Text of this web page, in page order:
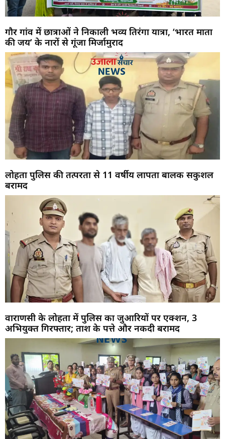
गौर गांव में छात्राओं ने निकाली भव्य तिरंगा यात्रा, ‘भारत माता
की जय’ के नारों से गूंजा मिर्जामुराद
लोहता पुलिस की तत्परता से 11 वर्षीय लापता बालक सकुशल
बरामद
वाराणसी के लोहता में पुलिस का जुआरियों पर एक्शन, 3
अभियुक्त गिरफ्तार; ताश के पत्ते और नकदी बरामद